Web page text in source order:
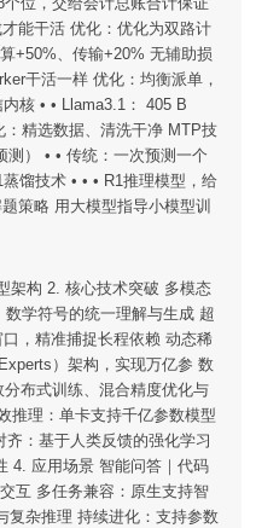
能干活 优化：优化为双路计
+50%、传输+20% 无辅助损
干活一样 优化：均衡派单，
核 • • Llama3.1： 405 B
：精选数据、清洗干净 MTP技
） • • 传统：一次预测一个
馏技术 • • • R1推理模型，给
策略 用大模型指导小模型训
架构 2. 核心技术突破 多模态
学符号的统一理解与生成 超
，精准捕捉长程依赖 动态稀
）架构，实现万亿参 数
布式训练、混合精度优化与
推理：单卡支持千亿参数模型
：基于人类反馈的强化学习
4. 应用场景 智能问答｜代码
互 多任务兼容：原生支持智
复杂推理 持续进化：支持参数